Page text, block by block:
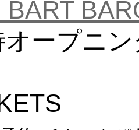
BART
オープニ